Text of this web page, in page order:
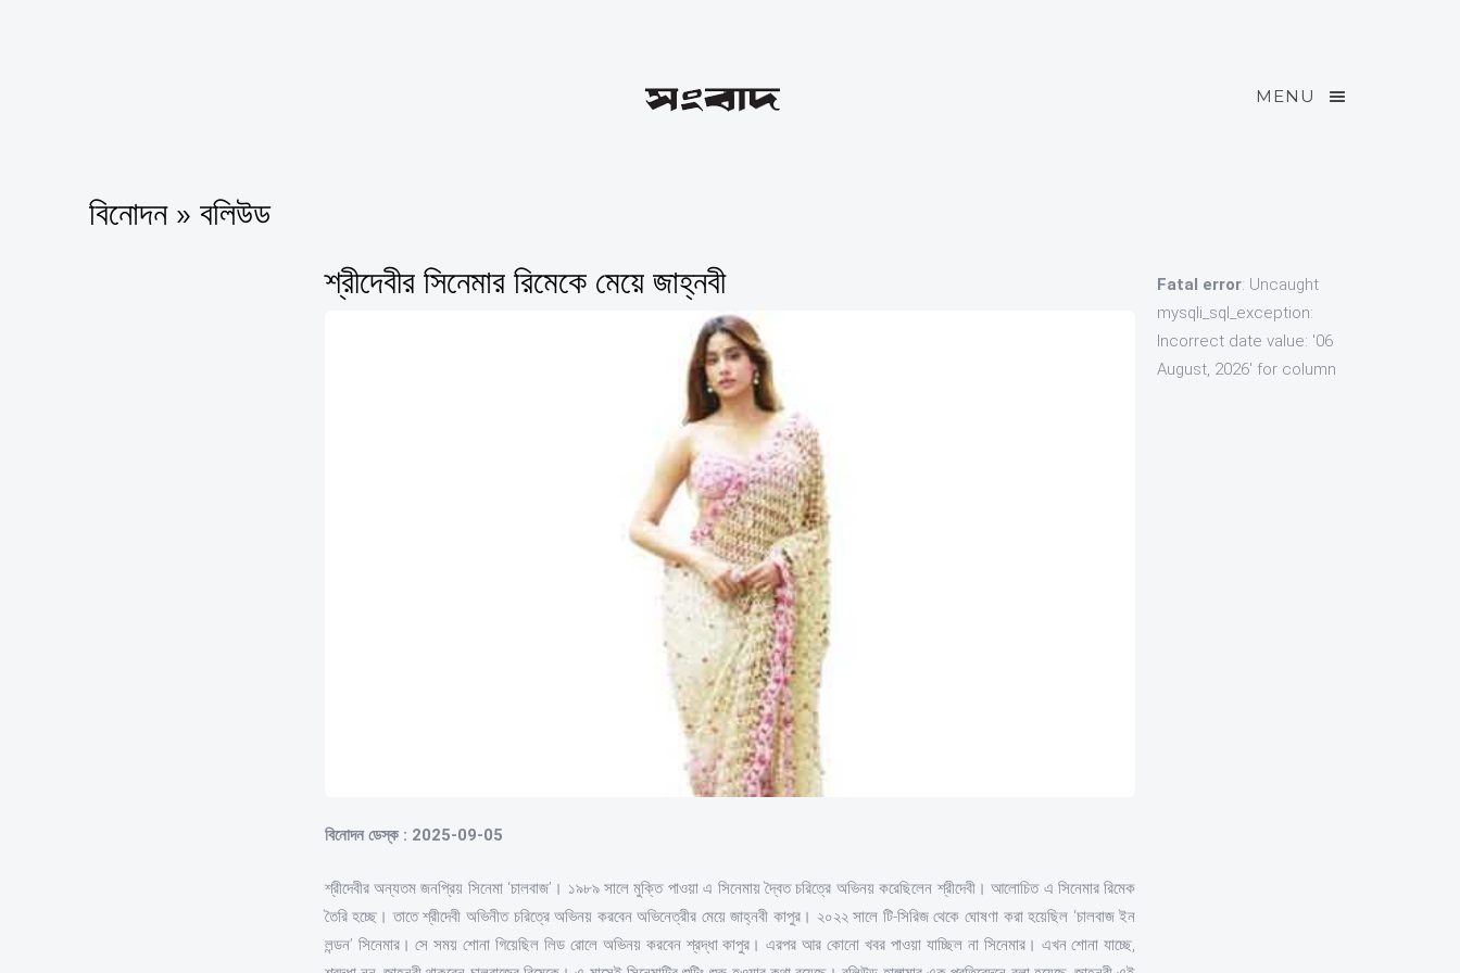
MENU
বিনোদন » বলিউড
শ্রীদেবীর সিনেমার রিমেকে মেয়ে জাহ্নবী
বিনোদন ডেস্ক : 2025-09-05
শ্রীদেবীর অন্যতম জনপ্রিয় সিনেমা ‘চালবাজ’। ১৯৮৯ সালে মুক্তি পাওয়া এ সিনেমায় দ্বৈত চরিত্রে অভিনয় করেছিলেন শ্রীদেবী। আলোচিত এ সিনেমার রিমেক
তৈরি হচ্ছে। তাতে শ্রীদেবী অভিনীত চরিত্রে অভিনয় করবেন অভিনেত্রীর মেয়ে জাহ্নবী কাপুর। ২০২২ সালে টি-সিরিজ থেকে ঘোষণা করা হয়েছিল ‘চালবাজ ইন
লন্ডন’ সিনেমার। সে সময় শোনা গিয়েছিল লিড রোলে অভিনয় করবেন শ্রদ্ধা কাপুর। এরপর আর কোনো খবর পাওয়া যাচ্ছিল না সিনেমার। এখন শোনা যাচ্ছে,
Fatal error: Uncaught
mysqli_sql_exception:
Incorrect date value: '06
August, 2026' for column